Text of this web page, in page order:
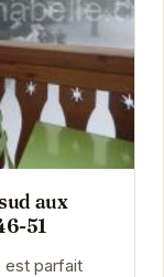
aux
51
est parfait